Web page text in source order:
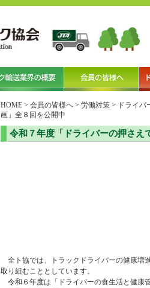
HOME > 会員の皆様へ > 労働対策 > ドライバ
画」全８回を公開中
令和７年度「ドライバーの押さえ
全ト協では、トラックドライバーの健康増
取り組むこととしています。
令和６年度は「ドライバーの食生活と健康